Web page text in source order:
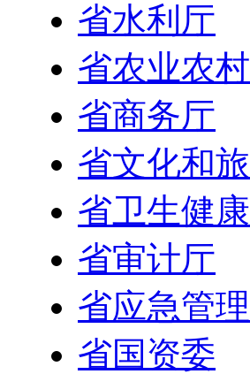
省水利厅
省农业农
省商务厅
省文化和
省卫生健
省审计厅
省应急管
省国资委